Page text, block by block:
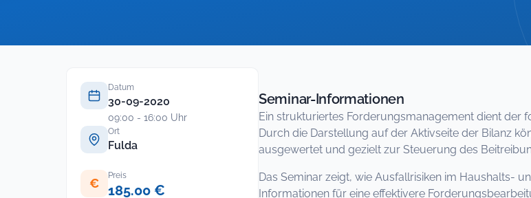
Datum
30-09-2020
09:00 - 16:00 Uhr
Ort
Fulda
€
Preis
185.00 €
Seminar-Informationen
Ein strukturiertes Forderungsmanagement dient der
Durch die Darstellung auf der Aktivseite der Bilanz
ausgewertet und gezielt zur Steuerung des
Das Seminar zeigt, wie Ausfallrisiken im Haushalts-
Informationen für eine effektivere